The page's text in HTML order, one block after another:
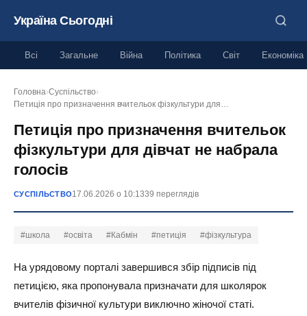
Україна Сьогодні
Всі Загальне Війна Політика Світ Економіка
Головна›Суспільство›
Петиція про призначення вчительок фізкультури для…
Петиція про призначення вчительок
фізкультури для дівчат не набрала
голосів
СУСПІЛЬСТВО17.06.2026 о 10:1339 переглядів
#школа #освіта #Кабмін #петиція #фізкультура
На урядовому порталі завершився збір підписів під
петицією, яка пропонувала призначати для школярок
вчителів фізичної культури виключно жіночої статі.